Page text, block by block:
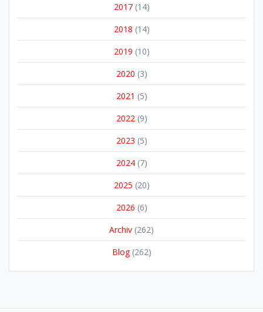
2017(14)
2018 (14)
2019 (10)
2020 (3)
2021 (5)
2022(9)
2023 (5)
2024(7)
2025 (20)
2026 (6)
Archiv (262)
Blog(262)